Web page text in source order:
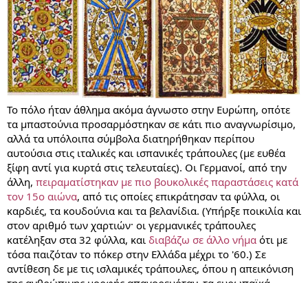
Το πόλο ήταν άθλημα ακόμα άγνωστο στην Ευρώπη, οπότε
τα μπαστούνια προσαρμόστηκαν σε κάτι πιο αναγνωρίσιμο,
αλλά τα υπόλοιπα σύμβολα διατηρήθηκαν περίπου
αυτούσια στις ιταλικές και ισπανικές τράπουλες (με ευθέα
ξίφη αντί για κυρτά στις τελευταίες). Οι Γερμανοί, από την
άλλη, πειραματίστηκαν με πιο βουκολικές παραστάσεις κατά
τον 15ο αιώνα, από τις οποίες επικράτησαν τα φύλλα, οι
καρδιές, τα κουδούνια και τα βελανίδια. (Υπήρξε ποικιλία και
στον αριθμό των χαρτιών· οι γερμανικές τράπουλες
κατέληξαν στα 32 φύλλα, και διαβάζω σε άλλο νήμα ότι με
τόσα παιζόταν το πόκερ στην Ελλάδα μέχρι το '60.) Σε
αντίθεση δε με τις ισλαμικές τράπουλες, όπου η απεικόνιση